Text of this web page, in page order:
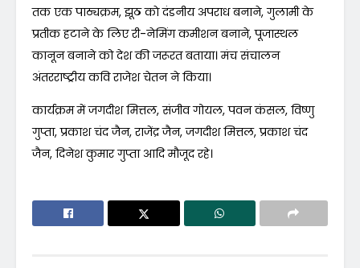
तक एक पाठ्यक्रम, झूठ काे दंडनीय अपराध बनाने, गुलामी के
प्रतीक हटाने के लिए री-नेमिंग कमीशन बनाने, पूजास्थल
कानून बनाने को देश की जरूरत बताया। मंच संचालन
अंतरराष्ट्रीय कवि राजेश चेतन ने किया।
कार्यक्रम में जगदीश मित्तल, संजीव गोयल, पवन कंसल, विष्णु
गुप्ता, प्रकाश चंद जैन, राजेंद्र जैन, जगदीश मित्तल, प्रकाश चंद
जैन, दिनेश कुमार गुप्ता आदि मौजूद रहे।